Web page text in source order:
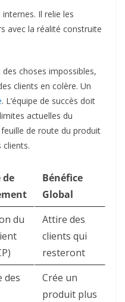
Il relie les
avec la réalité construite
choses impossibles,
clients en colère. Un
. L’équipe de succès doit
actuelles du
de route du produit
de
Bénéfice
Global
du
Attire des
clients qui
resteront
des
Crée un
produit plus